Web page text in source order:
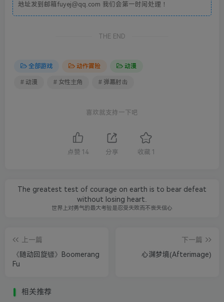
地址发到邮箱fuyej@qq.com 我们会第一时间处理！
THE END
全部游戏 动作冒险 动漫
# 动漫 # 女性主角 # 弹幕射击
喜欢就支持一下吧
点赞 14 分享 收藏 1
The greatest test of courage on earth is to bear defeat
without losing heart.
世界上对勇气的最大考验是忍受失败而不丧失信心
上一篇
《随动回旋镖》Boomerang
Fu
下一篇
心渊梦境(Afterimage)
相关推荐